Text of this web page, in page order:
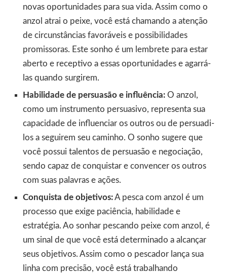
novas oportunidades para sua vida. Assim como o
anzol atrai o peixe, você está chamando a atenção
de circunstâncias favoráveis ​​e possibilidades
promissoras. Este sonho é um lembrete para estar
aberto e receptivo a essas oportunidades e agarrá-
las quando surgirem.
Habilidade de persuasão e influência: O anzol,
como um instrumento persuasivo, representa sua
capacidade de influenciar os outros ou de persuadi-
los a seguirem seu caminho. O sonho sugere que
você possui talentos de persuasão e negociação,
sendo capaz de conquistar e convencer os outros
com suas palavras e ações.
Conquista de objetivos:A pesca com anzol é um
processo que exige paciência, habilidade e
estratégia. Ao sonhar pescando peixe com anzol, é
um sinal de que você está determinado a alcançar
seus objetivos. Assim como o pescador lança sua
linha com precisão, você está trabalhando